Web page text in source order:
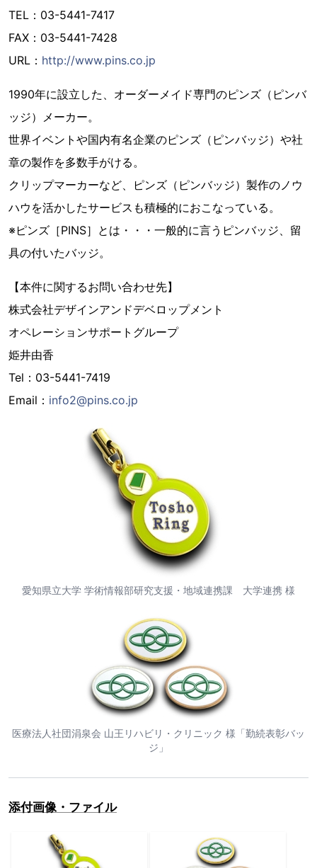
TEL：03-5441-7417
FAX：03-5441-7428
URL： http://www.pins.co.jp
1990年に設立した、オーダーメイド専門のピンズ（ピンバ
ッジ）メーカー。
世界イベントや国内有名企業のピンズ（ピンバッジ）や社
章の製作を多数手がける。
クリップマーカーなど、ピンズ（ピンバッジ）製作のノウ
ハウを活かしたサービスも積極的におこなっている。
※ピンズ［PINS］とは・・・一般的に言うピンバッジ、留
具の付いたバッジ。
【本件に関するお問い合わせ先】
株式会社デザインアンドデベロップメント
オペレーションサポートグループ
姫井由香
Tel：03-5441-7419
Email： info2@pins.co.jp
愛知県立大学 学術情報部研究支援・地域連携課 大学連携 様
医療法人社団涓泉会 山王リハビリ・クリニック 様「勤続表彰バッ
ジ」
添付画像・ファイル